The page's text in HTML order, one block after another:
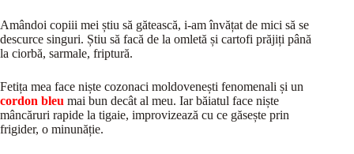
Amândoi copiii mei știu să gătească, i-am învățat de mici să se
descurce singuri. Știu să facă de la omletă și cartofi prăjiți până
la ciorbă, sarmale, friptură.
Fetița mea face niște cozonaci moldovenești fenomenali și un
cordon bleu mai bun decât al meu. Iar băiatul face niște
mâncăruri rapide la tigaie, improvizează cu ce găsește prin
frigider, o minunăție.